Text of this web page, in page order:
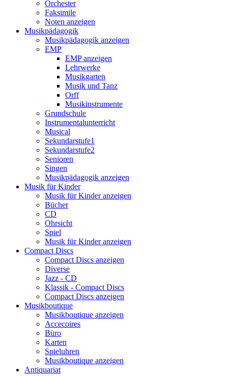
Orchester
Faksimile
Noten anzeigen
Musikpädagogik
Musikpädagogik anzeigen
EMP
EMP anzeigen
Lehrwerke
Musikgarten
Musik und Tanz
Orff
Musikinstrumente
Grundschule
Instrumentalunterricht
Musical
Sekundarstufe1
Sekundarstufe2
Senioren
Singen
Musikpädagogik anzeigen
Musik für Kinder
Musik für Kinder anzeigen
Bücher
CD
Ohrsicht
Spiel
Musik für Kinder anzeigen
Compact Discs
Compact Discs anzeigen
Diverse
Jazz - CD
Klassik - Compact Discs
Compact Discs anzeigen
Musikboutique
Musikboutique anzeigen
Accecoires
Büro
Karten
Spieluhren
Musikboutique anzeigen
Antiquariat